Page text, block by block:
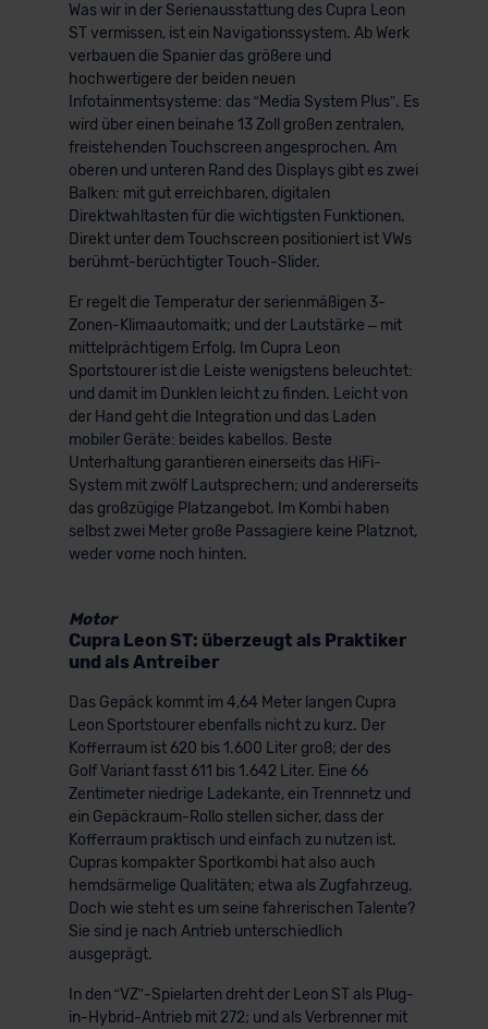
Was wir in der Serienausstattung des Cupra Leon
ST vermissen, ist ein Navigationssystem. Ab Werk
verbauen die Spanier das größere und
hochwertigere der beiden neuen
Infotainmentsysteme: das “Media System Plus”. Es
wird über einen beinahe 13 Zoll großen zentralen,
freistehenden Touchscreen angesprochen. Am
oberen und unteren Rand des Displays gibt es zwei
Balken: mit gut erreichbaren, digitalen
Direktwahltasten für die wichtigsten Funktionen.
Direkt unter dem Touchscreen positioniert ist VWs
berühmt-berüchtigter Touch-Slider.
Er regelt die Temperatur der serienmäßigen 3-
Zonen-Klimaautomaitk; und der Lautstärke – mit
mittelprächtigem Erfolg. Im Cupra Leon
Sportstourer ist die Leiste wenigstens beleuchtet:
und damit im Dunklen leicht zu finden. Leicht von
der Hand geht die Integration und das Laden
mobiler Geräte: beides kabellos. Beste
Unterhaltung garantieren einerseits das HiFi-
System mit zwölf Lautsprechern; und andererseits
das großzügige Platzangebot. Im Kombi haben
selbst zwei Meter große Passagiere keine Platznot,
weder vorne noch hinten.
Motor
Cupra Leon ST: überzeugt als Praktiker
und als Antreiber
Das Gepäck kommt im 4,64 Meter langen Cupra
Leon Sportstourer ebenfalls nicht zu kurz. Der
Kofferraum ist 620 bis 1.600 Liter groß; der des
Golf Variant fasst 611 bis 1.642 Liter. Eine 66
Zentimeter niedrige Ladekante, ein Trennnetz und
ein Gepäckraum-Rollo stellen sicher, dass der
Kofferraum praktisch und einfach zu nutzen ist.
Cupras kompakter Sportkombi hat also auch
hemdsärmelige Qualitäten; etwa als Zugfahrzeug.
Doch wie steht es um seine fahrerischen Talente?
Sie sind je nach Antrieb unterschiedlich
ausgeprägt.
In den “VZ”-Spielarten dreht der Leon ST als Plug-
in-Hybrid-Antrieb mit 272; und als Verbrenner mit